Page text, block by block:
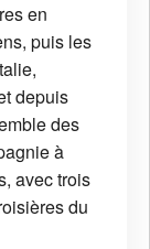
en
puis les
depuis
des
à
avec trois
du